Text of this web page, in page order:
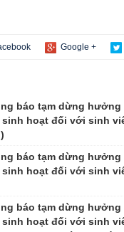
Google +
báo tạm dừng
hoạt đối với sinh
báo tạm dừng
hoạt đối với sinh
báo tạm dừng
hoạt đối với sinh